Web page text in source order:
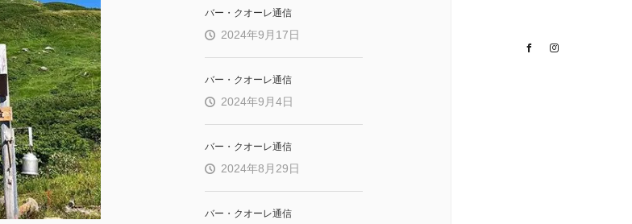
Facebook
バー・クオーレ通信
2024年9月17日
バー・クオーレ通信
2024年9月4日
バー・クオーレ通信
2024年8月29日
バー・クオーレ通信